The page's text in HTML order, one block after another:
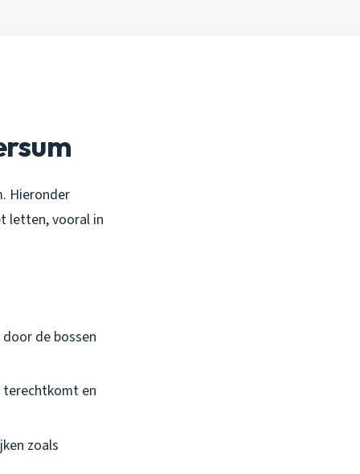
Hieronder
letten, vooral in
de bossen
terechtkomt en
zoals